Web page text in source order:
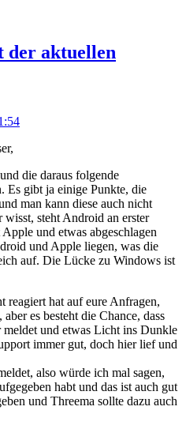
der aktuellen
die daraus folgende
Es gibt ja einige Punkte, die
man kann diese auch nicht
steht Android an erster
und etwas abgeschlagen
und Apple liegen, was die
auf. Die Lücke zu Windows ist
reagiert hat auf eure Anfragen,
es besteht die Chance, dass
und etwas Licht ins Dunkle
immer gut, doch hier lief und
also würde ich mal sagen,
habt und das ist auch gut
und Threema sollte dazu auch